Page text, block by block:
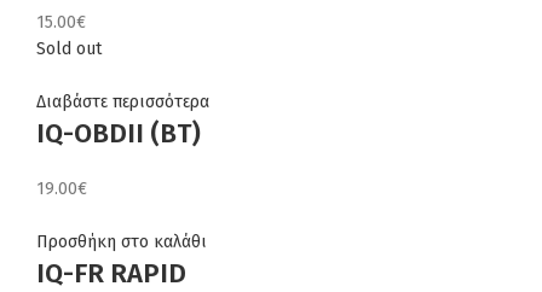
15.00€
Sold out
Διαβάστε περισσότερα
IQ-OBDII (BT)
19.00€
Προσθήκη στο καλάθι
IQ-FR RAPID